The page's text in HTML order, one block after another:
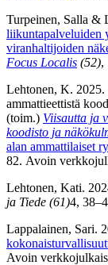
Turpeinen, Salla &
liikuntapalveluiden
viranhaltijoiden
Focus Localis (52),
Lehtonen, K. 2025.
ammattieettistä
(toim.) Viisautta ja
koodisto ja
alan ammattilaiset
82. Avoin
Lehtonen, Kati.
ja Tiede (61)4,
Lappalainen, Sari.
Avoin